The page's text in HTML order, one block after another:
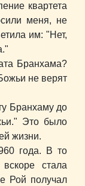
квартета
меня, не
им: "Нет,
Бранхама?
не верят
до
Это было
жизни.
года. В то
стала
Рой получал